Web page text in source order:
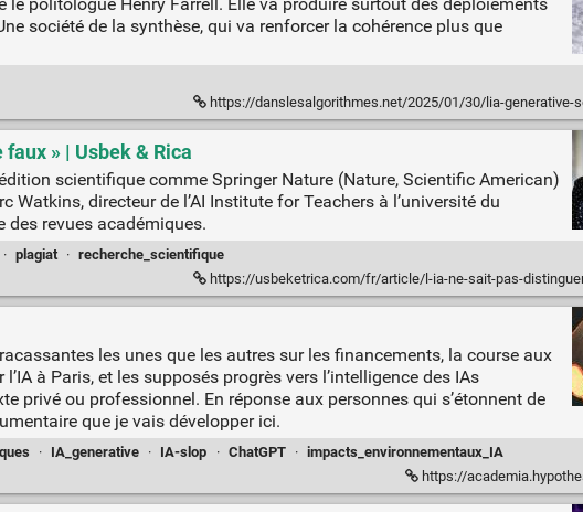
société de la synthèse, qui va renforcer la cohérence plus que
https://danslesalgorithmes.net/2025/01/30/lia-generative-sera-t-elle-lexcel-de-la-
» | Usbek & Rica
scientifique comme Springer Nature (Nature, Scientific American)
directeur de l’AI Institute for Teachers à l’université du
revues académiques.
· plagiat · recherche_scientifique
https://usbeketrica.com/fr/article/l-ia-ne-sait-pas-distinguer-
les unes que les autres sur les financements, la course aux
à Paris, et les supposés progrès vers l’intelligence des IAs
privé ou professionnel. En réponse aux personnes qui s’étonnent de
que je vais développer ici.
· IA_generative · IA-slop · ChatGPT · impacts_environnementaux_IA
https://